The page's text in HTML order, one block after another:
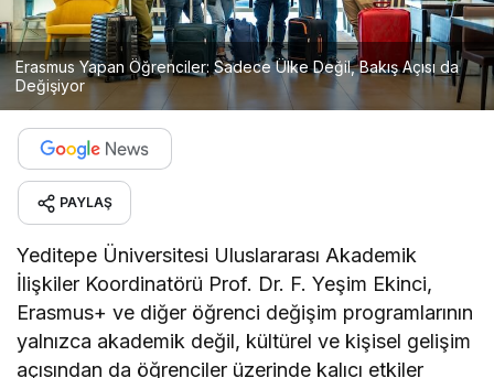
Erasmus Yapan Öğrenciler: Sadece Ülke Değil, Bakış Açısı da
Değişiyor
PAYLAŞ
Yeditepe Üniversitesi Uluslararası Akademik
İlişkiler Koordinatörü Prof. Dr. F. Yeşim Ekinci,
Erasmus+ ve diğer öğrenci değişim programlarının
yalnızca akademik değil, kültürel ve kişisel gelişim
açısından da öğrenciler üzerinde kalıcı etkiler